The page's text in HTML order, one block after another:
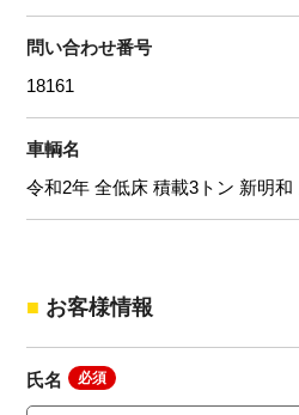
問い合わせ番号
車輌名
お客様情報
氏名